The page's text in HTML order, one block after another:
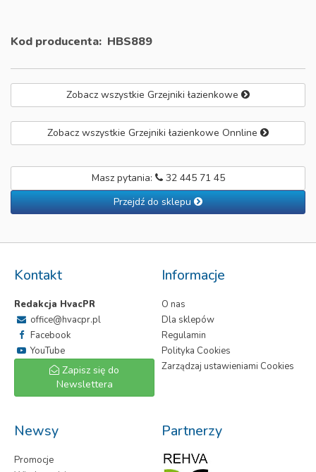
Kod producenta: HBS889
Zobacz wszystkie Grzejniki łazienkowe
Zobacz wszystkie Grzejniki łazienkowe Onnline
Masz pytania:
32 445 71 45
Przejdź do sklepu
Kontakt
Redakcja HvacPR
office@hvacpr.pl
Facebook
YouTube
Zapisz się do
Newslettera
Informacje
O nas
Dla sklepów
Regulamin
Polityka Cookies
Zarządzaj ustawieniami Cookies
Newsy
Promocje
Partnerzy